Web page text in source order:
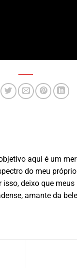
aqui é um
do meu
deixo que
amante da